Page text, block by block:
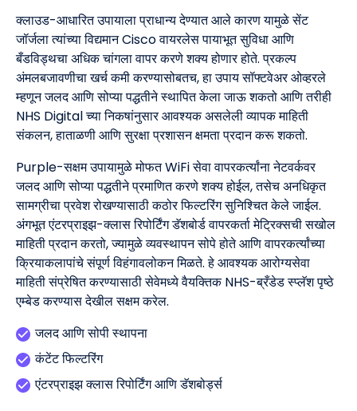
क्लाउड-आधारित उपायाला प्राधान्य देण्यात आले कारण यामुळे सेंट
जॉर्जला त्यांच्या विद्यमान Cisco वायरलेस पायाभूत सुविधा आणि
बँडविड्थचा अधिक चांगला वापर करणे शक्य होणार होते. प्रकल्प
अंमलबजावणीचा खर्च कमी करण्यासोबतच, हा उपाय सॉफ्टवेअर ओव्हरले
म्हणून जलद आणि सोप्या पद्धतीने स्थापित केला जाऊ शकतो आणि तरीही
NHS Digital च्या निकषांनुसार आवश्यक असलेली व्यापक माहिती
संकलन, हाताळणी आणि सुरक्षा प्रशासन क्षमता प्रदान करू शकतो.
Purple-सक्षम उपायामुळे मोफत WiFi सेवा वापरकर्त्यांना नेटवर्कवर
जलद आणि सोप्या पद्धतीने प्रमाणित करणे शक्य होईल, तसेच अनधिकृत
सामग्रीचा प्रवेश रोखण्यासाठी कठोर फिल्टरिंग सुनिश्चित केले जाईल.
अंगभूत एंटरप्राइझ-क्लास रिपोर्टिंग डॅशबोर्ड वापरकर्ता मेट्रिक्सची सखोल
माहिती प्रदान करतो, ज्यामुळे व्यवस्थापन सोपे होते आणि वापरकर्त्यांच्या
क्रियाकलापांचे संपूर्ण विहंगावलोकन मिळते. हे आवश्यक आरोग्यसेवा
माहिती संप्रेषित करण्यासाठी सेवेमध्ये वैयक्तिक NHS-ब्रँडेड स्प्लॅश पृष्ठे
एम्बेड करण्यास देखील सक्षम करेल.
जलद आणि सोपी स्थापना
कंटेंट फिल्टरिंग
एंटरप्राइझ क्लास रिपोर्टिंग आणि डॅशबोर्ड्स